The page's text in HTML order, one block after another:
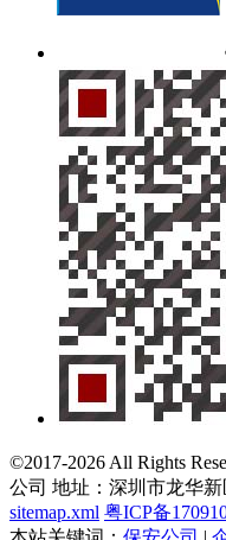
©2017-2026 All Rights
公司 地址：深圳市龙华
sitemap.xml 粤ICP备